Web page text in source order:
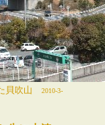
吹山
2010-3-